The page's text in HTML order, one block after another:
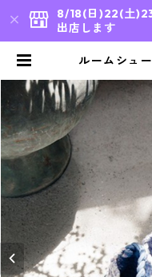
8/18(日)22(土
出店します
ルームシュ